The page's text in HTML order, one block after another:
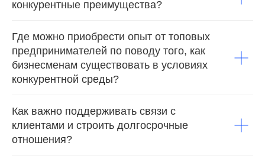
конкурентные преимущества?
Где можно приобрести опыт от топовых
предпринимателей по поводу того, как
бизнесменам существовать в условиях
конкурентной среды?
Как важно поддерживать связи с
клиентами и строить долгосрочные
отношения?